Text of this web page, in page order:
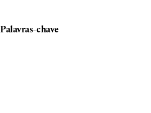
Palavras-chave